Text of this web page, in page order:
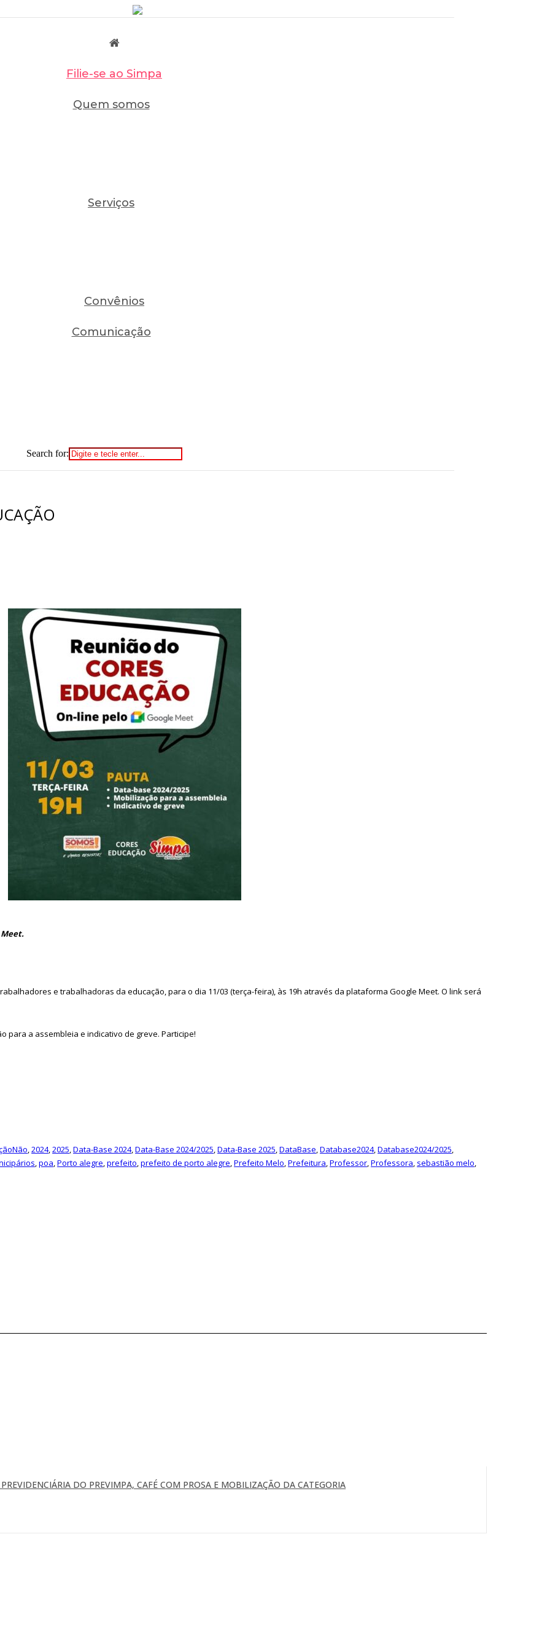
Filie-se ao Simpa
Quem somos
Serviços
Convênios
Comunicação
Search for:
e trabalhadoras da educação, para o dia 11/03 (terça-feira), às 19h através da plataforma Google Meet. O link será
para a assembleia e indicativo de greve. Participe!
,2024,2025,Data-Base 2024,Data-Base 2024/2025,Data-Base 2025,DataBase,Database2024,Database2024/2025,
,poa,Porto alegre,prefeito,prefeito de porto alegre,Prefeito Melo,Prefeitura,Professor,Professora, sebastião melo,
DO PREVIMPA, CAFÉ COM PROSA E MOBILIZAÇÃO DA CATEGORIA